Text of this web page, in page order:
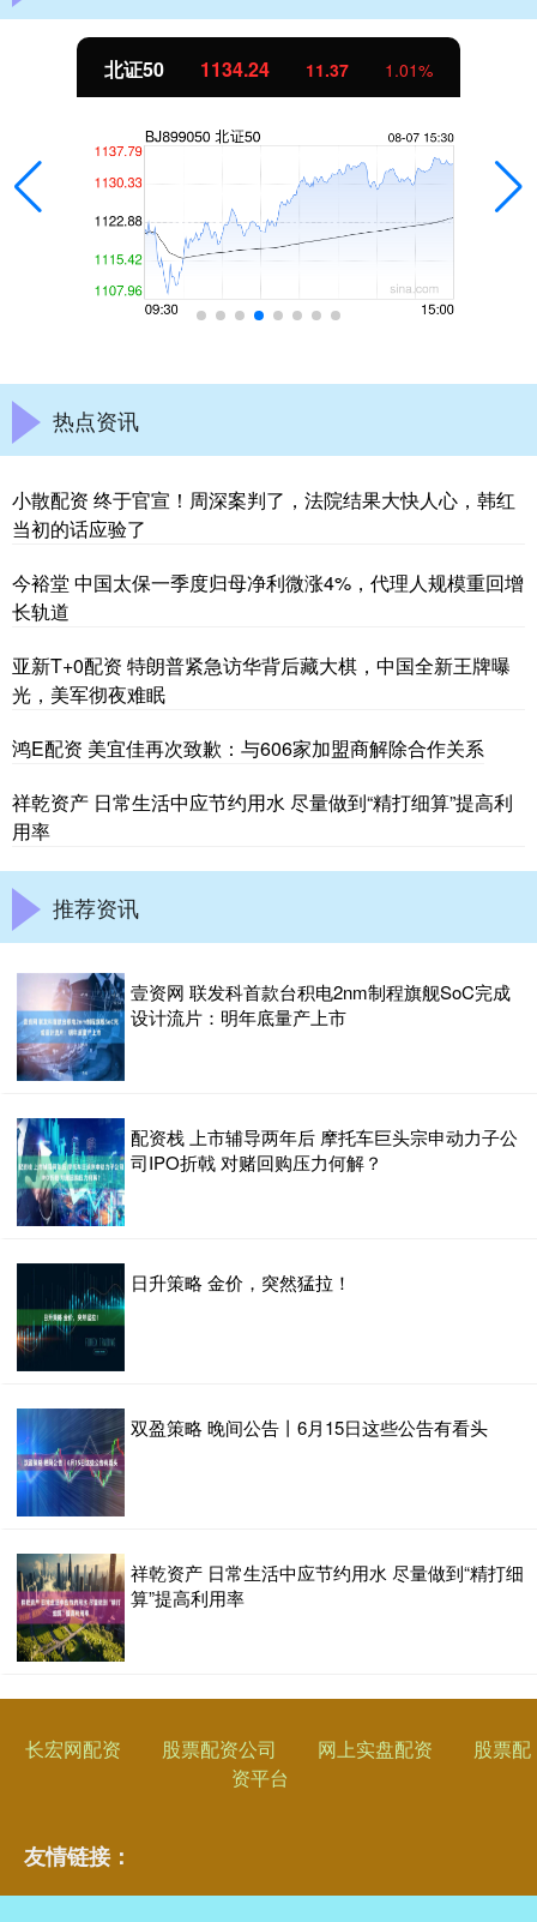
北证50 1134.24 11.37 1.01%
热点资讯
小散配资 终于官宣！周深案判了，法院结果大快人心，韩红
当初的话应验了
今裕堂 中国太保一季度归母净利微涨4%，代理人规模重回增
长轨道
亚新T+0配资 特朗普紧急访华背后藏大棋，中国全新王牌曝
光，美军彻夜难眠
鸿E配资 美宜佳再次致歉：与606家加盟商解除合作关系
祥乾资产 日常生活中应节约用水 尽量做到“精打细算”提高利
用率
推荐资讯
壹资网 联发科首款台积电2nm制程旗舰SoC完成
设计流片：明年底量产上市
配资栈 上市辅导两年后 摩托车巨头宗申动力子公
司IPO折戟 对赌回购压力何解？
日升策略 金价，突然猛拉！
双盈策略 晚间公告丨6月15日这些公告有看头
祥乾资产 日常生活中应节约用水 尽量做到“精打细
算”提高利用率
长宏网配资 股票配资公司 网上实盘配资
股票配
资平台
友情链接：